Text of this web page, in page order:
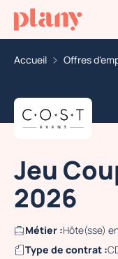
Accueil Offres
Jeu
2026
Métier :Hôte(sse)
Type de contrat :